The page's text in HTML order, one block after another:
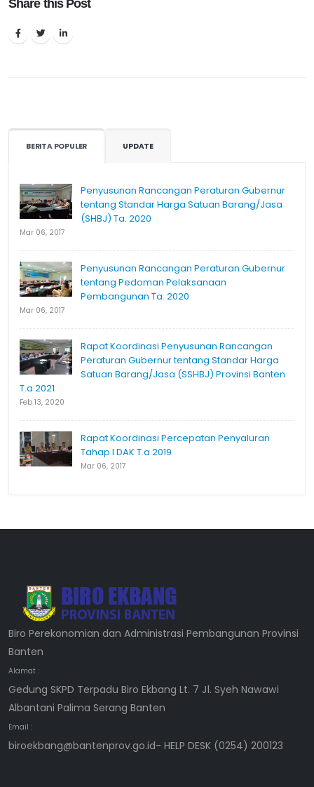
Share this Post
BERITA POPULER UPDATE
Penyusunan Rancangan Peraturan Gubernur
tentang Standar Harga Satuan Barang/Jasa
(SHBJ) Ta. 2020
Mar 06, 2017
Penyusunan Rancangan Peraturan Gubernur
tentang Pedoman Pelaksanaan
Pembangunan Ta. 2020
Mar 06, 2017
Rapat Koordinasi Penyusunan Rancangan
Peraturan Gubernur tentang Standar Harga
Satuan Barang/Jasa (SSHBJ) Provinsi Banten
T.a 2021
Feb 13, 2020
Rapat Koordinasi Percepatan Penyaluran
Tahap I DAK T.a 2019
Mar 06, 2017
Biro Perekonomian dan Administrasi Pembangunan Provinsi
Banten
Alamat :
Gedung SKPD Terpadu Biro Ekbang Lt. 7 Jl. Syeh Nawawi
Albantani Palima Serang Banten
Email :
biroekbang@bantenprov.go.id- HELP DESK (0254) 200123